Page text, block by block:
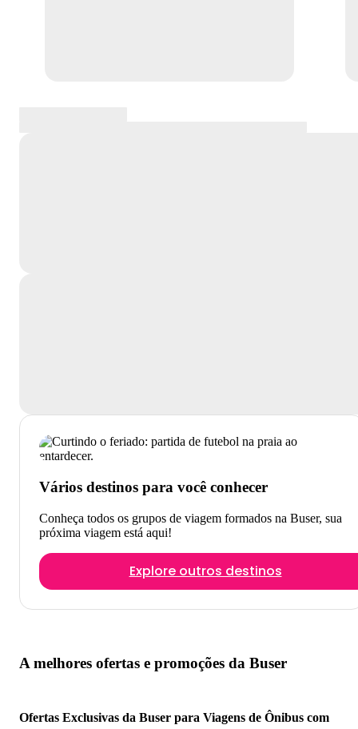
Vários destinos para você conhecer
Conheça todos os grupos de viagem formados na Buser, sua
próxima viagem está aqui!
Explore outros destinos
A melhores ofertas e promoções da Buser
Ofertas Exclusivas da Buser para Viagens de Ônibus com